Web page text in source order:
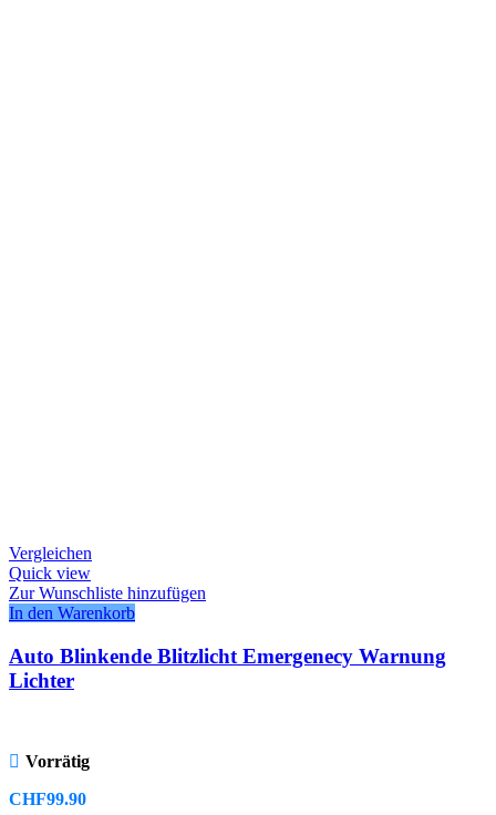
Vergleichen
Quick view
Zur Wunschliste hinzufügen
In den Warenkorb
Auto Blinkende Blitzlicht Emergenecy Warnung
Lichter
Vorrätig
CHF99.90